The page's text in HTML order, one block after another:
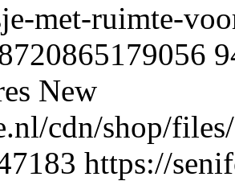
met-ruimte-
New
cdn/shop/
https://